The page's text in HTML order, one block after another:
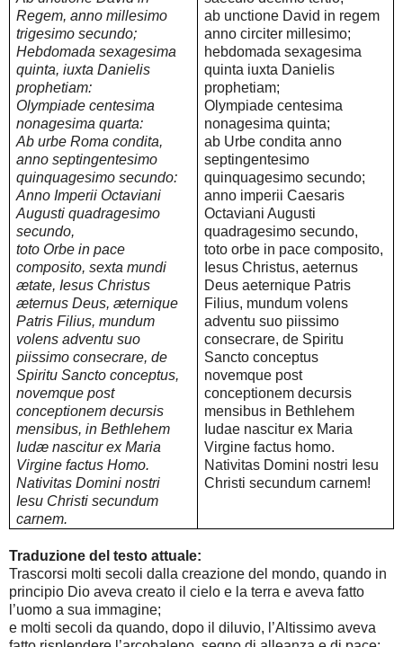
Regem, anno millesimo
trigesimo secundo;
Hebdomada sexagesima
quinta, iuxta Danielis
prophetiam:
Olympiade centesima
nonagesima quarta:
Ab urbe Roma condita,
anno septingentesimo
quinquagesimo secundo:
Anno Imperii Octaviani
Augusti quadragesimo
secundo,
toto Orbe in pace
composito, sexta mundi
ætate, Iesus Christus
æternus Deus, æternique
Patris Filius, mundum
volens adventu suo
piissimo consecrare, de
Spiritu Sancto conceptus,
novemque post
conceptionem decursis
mensibus, in Bethlehem
Iudæ nascitur ex Maria
Virgine factus Homo.
Nativitas Domini nostri
Iesu Christi secundum
carnem.
ab unctione David in regem
anno circiter millesimo;
hebdomada sexagesima
quinta iuxta Danielis
prophetiam;
Olympiade centesima
nonagesima quinta;
ab Urbe condita anno
septingentesimo
quinquagesimo secundo;
anno imperii Caesaris
Octaviani Augusti
quadragesimo secundo,
toto orbe in pace composito,
Iesus Christus, aeternus
Deus aeternique Patris
Filius, mundum volens
adventu suo piissimo
consecrare, de Spiritu
Sancto conceptus
novemque post
conceptionem decursis
mensibus in Bethlehem
Iudae nascitur ex Maria
Virgine factus homo.
Nativitas Domini nostri Iesu
Christi secundum carnem!
Traduzione del testo attuale:
Trascorsi molti secoli dalla creazione del mondo, quando in
principio Dio aveva creato il cielo e la terra e aveva fatto
l’uomo a sua immagine;
e molti secoli da quando, dopo il diluvio, l’Altissimo aveva